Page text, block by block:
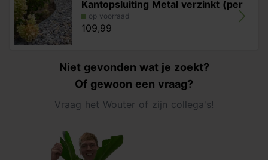
Kantopsluiting Metal verzinkt (per
op voorraad
109,99
Niet gevonden wat je zoekt?
Of gewoon een vraag?
Vraag het Wouter of zijn collega's!